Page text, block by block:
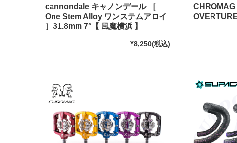
cannondale キャノンデール ［
One Stem Alloy ワンステムアロイ
］31.8mm 7°【 風魔横浜 】
¥8,250(税込)
CHROMAG